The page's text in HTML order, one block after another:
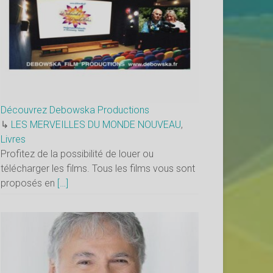
Découvrez Debowska Productions
↳ LES MERVEILLES DU MONDE NOUVEAU,
Livres
Profitez de la possibilité de louer ou
télécharger les films. Tous les films vous sont
proposés en […]